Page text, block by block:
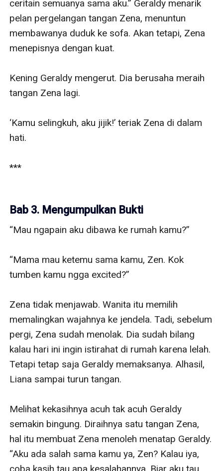
ceritain semuanya sama aku.” Geraldy menarik
pelan pergelangan tangan Zena, menuntun
membawanya duduk ke sofa. Akan tetapi, Zena
menepisnya dengan kuat.
Kening Geraldy mengerut. Dia berusaha meraih
tangan Zena lagi.
‘Kamu selingkuh, aku jijik!’ teriak Zena di dalam
hati.
***
Bab 3. Mengumpulkan Bukti
“Mau ngapain aku dibawa ke rumah kamu?”
“Mama mau ketemu sama kamu, Zen. Kok
tumben kamu ngga excited?”
Zena tidak menjawab. Wanita itu memilih
memalingkan wajahnya ke jendela. Tadi, sebelum
pergi, Zena sudah menolak. Dia sudah bilang
kalau hari ini ingin istirahat di rumah karena lelah.
Tetapi tetap saja Geraldy memaksanya. Alhasil,
Liana sampai turun tangan.
Melihat kekasihnya acuh tak acuh Geraldy
semakin bingung. Diraihnya satu tangan Zena,
hal itu membuat Zena menoleh menatap Geraldy.
“Aku ada salah sama kamu ya, Zen? Kalau iya,
coba kasih tau apa kesalahannya. Biar aku tau,